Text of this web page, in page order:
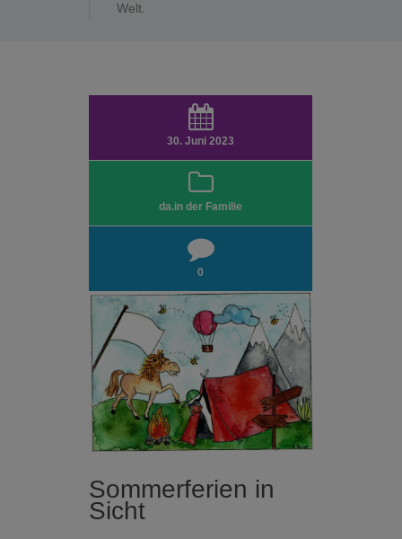
Welt.
30. Juni 2023
da.in der Familie
0
Sommerferien in
Sicht